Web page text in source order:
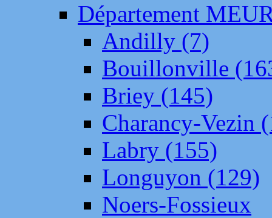
Département
Andilly (7)
Bouillonville
Briey (145)
Charancy-Vezin
Labry (155)
Longuyon (129)
Noers-Fossieux